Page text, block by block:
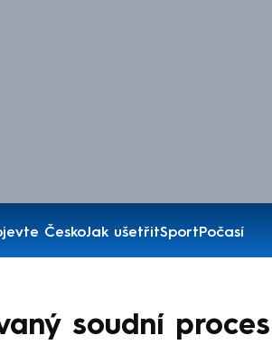
ČeskoJak ušetřitSportPočasí
soudní